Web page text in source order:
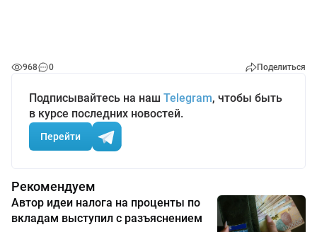
968 0 Поделиться
Подписывайтесь на наш Telegram, чтобы быть
в курсе последних новостей.
Перейти
Рекомендуем
Автор идеи налога на проценты по
вкладам выступил с разъяснением